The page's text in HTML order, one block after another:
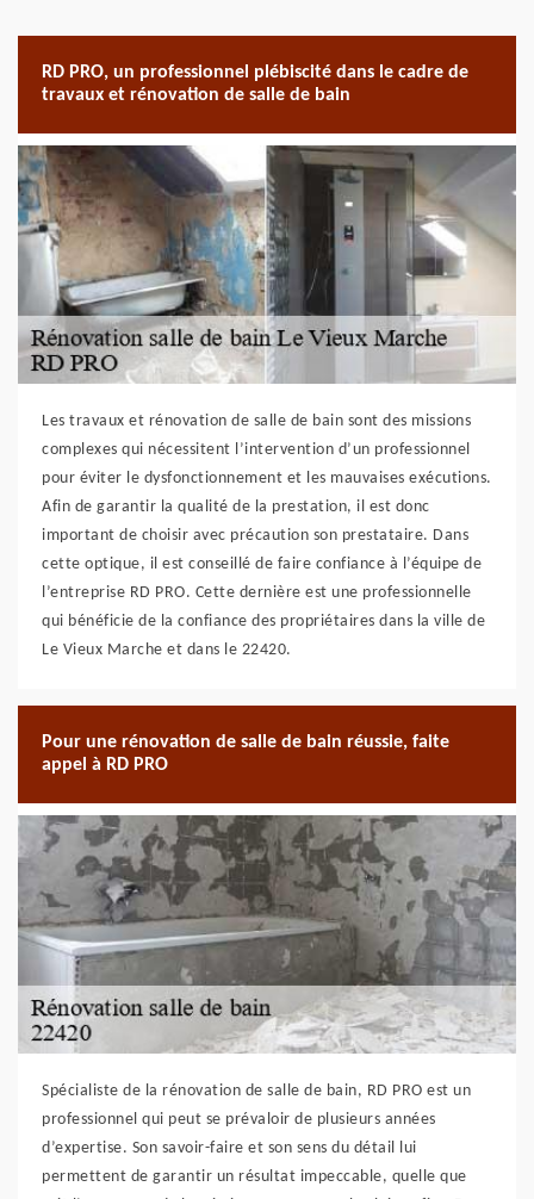
RD PRO, un professionnel plébiscité dans le cadre de
travaux et rénovation de salle de bain
Les travaux et rénovation de salle de bain sont des missions
complexes qui nécessitent l’intervention d’un professionnel
pour éviter le dysfonctionnement et les mauvaises exécutions.
Afin de garantir la qualité de la prestation, il est donc
important de choisir avec précaution son prestataire. Dans
cette optique, il est conseillé de faire confiance à l’équipe de
l’entreprise RD PRO. Cette dernière est une professionnelle
qui bénéficie de la confiance des propriétaires dans la ville de
Le Vieux Marche et dans le 22420.
Pour une rénovation de salle de bain réussie, faite
appel à RD PRO
Spécialiste de la rénovation de salle de bain, RD PRO est un
professionnel qui peut se prévaloir de plusieurs années
d’expertise. Son savoir-faire et son sens du détail lui
permettent de garantir un résultat impeccable, quelle que